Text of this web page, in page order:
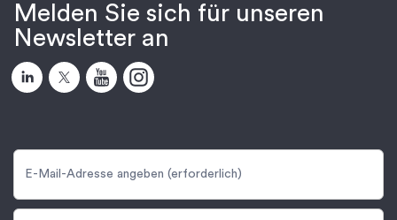
Melden Sie sich für unseren
Newsletter an